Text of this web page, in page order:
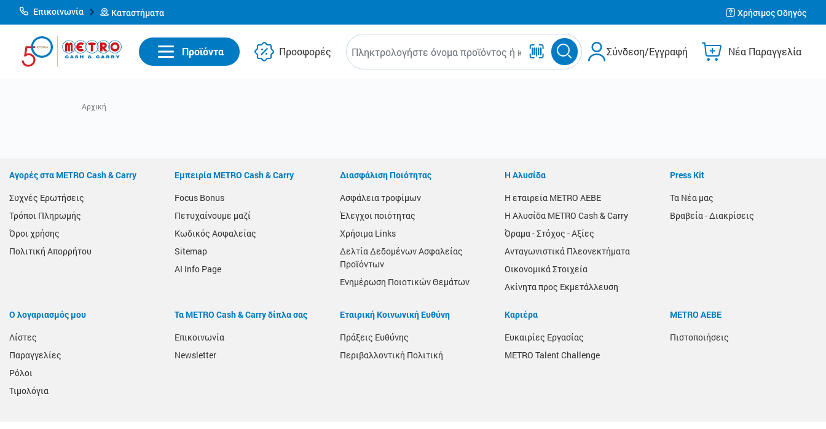
Επικοινωνία Καταστήματα Χρήσιμος Οδηγός
Προϊόντα Προσφορές Σύνδεση/Εγγραφή Νέα Παραγγελία
Αγορές στα METRO Cash & Carry
Συχνές Ερωτήσεις
Τρόποι Πληρωμής
Όροι χρήσης
Πολιτική Απορρήτου
Εμπειρία METRO Cash & Carry
Focus Bonus
Πετυχαίνουμε μαζί
Κωδικός Ασφαλείας
Sitemap
AI Info Page
Διασφάλιση Ποιότητας
Ασφάλεια τροφίμων
Έλεγχοι ποιότητας
Χρήσιμα Links
Δελτία Δεδομένων Ασφαλείας
Προϊόντων
Ενημέρωση Ποιοτικών Θεμάτων
Η Αλυσίδα
Η εταιρεία METRO AEBE
Η Αλυσίδα METRO Cash & Carry
Όραμα - Στόχος - Αξίες
Ανταγωνιστικά Πλεονεκτήματα
Οικονομικά Στοιχεία
Ακίνητα προς Εκμετάλλευση
Press Kit
Τα Νέα μας
Βραβεία - Διακρίσεις
Ο λογαριασμός μου
Λίστες
Παραγγελίες
Ρόλοι
Τιμολόγια
Τα METRO Cash & Carry δίπλα σας
Επικοινωνία
Newsletter
Εταιρική Κοινωνική Ευθύνη
Πράξεις Ευθύνης
Περιβαλλοντική Πολιτική
Καριέρα
Ευκαιρίες Εργασίας
METRO Talent Challenge
METRO ΑΕΒΕ
Πιστοποιήσεις